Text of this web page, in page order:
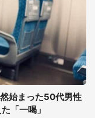
始まった50代男性
「一喝」